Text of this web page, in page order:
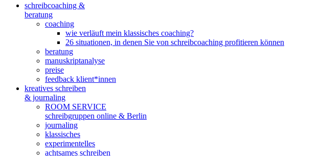
schreibcoaching &
beratung
coaching
wie verläuft mein klassisches coaching?
26 situationen, in denen Sie von schreibcoaching profitieren können
beratung
manuskriptanalyse
preise
feedback klient*innen
kreatives schreiben
& journaling
ROOM SERVICE
schreibgruppen online & Berlin
journaling
klassisches
experimentelles
achtsames schreiben